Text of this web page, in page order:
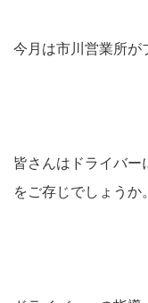
今月は市川営業所が
皆さんはドライバー
をご存じでしょうか。